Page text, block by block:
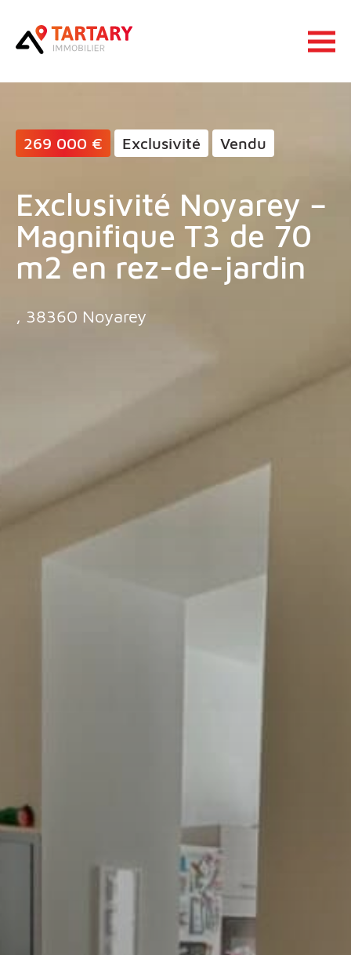
Ouvrir
269 000 € Exclusivité Vendu
Exclusivité Noyarey –
Magnifique T3 de 70
m2 en rez-de-jardin
, 38360 Noyarey